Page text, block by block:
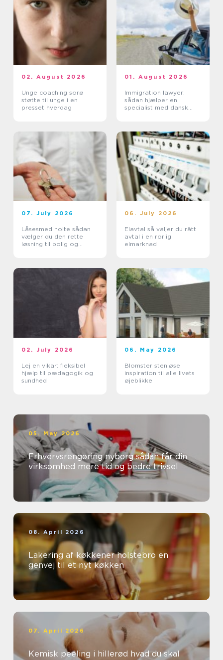
02. August 2026
Unge coaching sorø
støtte til unge i en
presset hverdag
01. August 2026
Immigration lawyer:
sådan hjælper en
specialist med dansk
07. July 2026
Låsesmed holte sådan
vælger du den rette
løsning til bolig og
06. July 2026
Elavtal så väljer du rätt
avtal i en rörlig
elmarknad
02. July 2026
Lej en vikar: fleksibel
hjælp til pædagogik og
sundhed
06. May 2026
Blomster stenløse
inspiration til alle livets
øjeblikke
05. May 2026
Erhvervsrengøring nyborg sådan får din
virksomhed mere tid og bedre trivsel
08. April 2026
Lakering af køkkener holstebro en
genvej til et nyt køkken
07. April 2026
Kemisk peeling i hillerød hvad du skal